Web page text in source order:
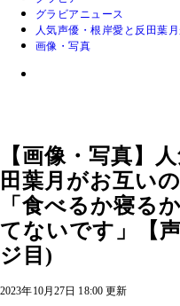
グラビアニュース
人気声優・根岸愛と反田葉
画像・写真
【画像・写真】
田葉月がお互い
「食べるか寝る
てないです」【
ジ目)
2023年10月27日 18:00 更新